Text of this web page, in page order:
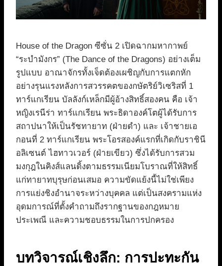
House of the Dragon ซีซั่น 2 เปิดฉากมหากาพย์
“ระบำมังกร” (The Dance of the Dragons) อย่างเต็ม
รูปแบบ อาณาจักรทั้งเจ็ดต้องเผชิญกับการแตกหัก
อย่างรุนแรงหลังการสวรรคตของกษัตริย์วิเซริสที่ 1
ทาร์แกเรียน บัลลังก์เหล็กมีผู้อ้างสิทธิ์สองคน คือ เจ้า
หญิงเรนีร่า ทาร์แกเรียน พระธิดาองค์โตผู้ได้รับการ
สถาปนาให้เป็นรัชทายาท (ฝ่ายดำ) และ เจ้าชายเอ
กอนที่ 2 ทาร์แกเรียน พระโอรสองค์แรกที่เกิดกับราชินี
อลิเซนต์ ไฮทาวเวอร์ (ฝ่ายเขียว) ซึ่งได้รับการสวม
มงกุฎในคิงส์แลนดิ้งตามธรรมเนียมโบราณที่ให้สิทธิ์
แก่ทายาทบุรุษก่อนเสมอ ความขัดแย้งนี้ไม่ใช่เพียง
การแย่งชิงอำนาจระหว่างบุคคล แต่เป็นสงครามแห่ง
อุดมการณ์ที่ตั้งคำถามถึงรากฐานของกฎหมาย
ประเพณี และความชอบธรรมในการปกครอง
บทวิจารณ์เชิงลึก: การปะทะกัน